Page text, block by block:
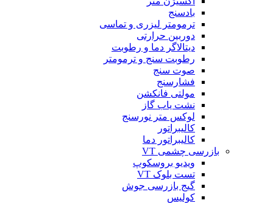
بادسنج
ترمومتر لیزری و تماسی
دوربین حرارتی
دیتالاگر دما و رطوبت
رطوبت سنج و ترمومتر
صوت سنج
فشارسنج
مولتی فانکشن
نشت یاب گاز
لوکس متر نورسنج
کالیبراتور
کالیبراتور دما
بازرسی چشمی VT
ویدیو بروسکوپ
تست بلوک VT
گیج بازرسی جوش
کولیس